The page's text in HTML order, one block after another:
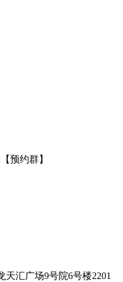
预约群】
汇广场9号院6号楼2201